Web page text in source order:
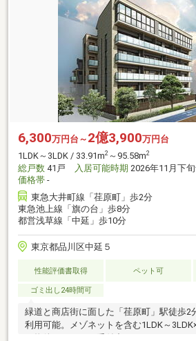
6,300万円台～ 2億3,900万円台
1LDK～3LDK / 33.91m2 ～95.58m2
総戸数 41戸 入居可能時期 2026年11月下
価格帯 -
東急大井町線「荏原町」歩2分
東急池上線「旗の台」歩8分
都営浅草線「中延」歩10分
東京都品川区中延５
性能評価書取得 ペット可
ゴミ出し24時間可
緑道と商店街に面した「荏原町」駅徒歩2
利用可能。メゾネットを含む1LDK～